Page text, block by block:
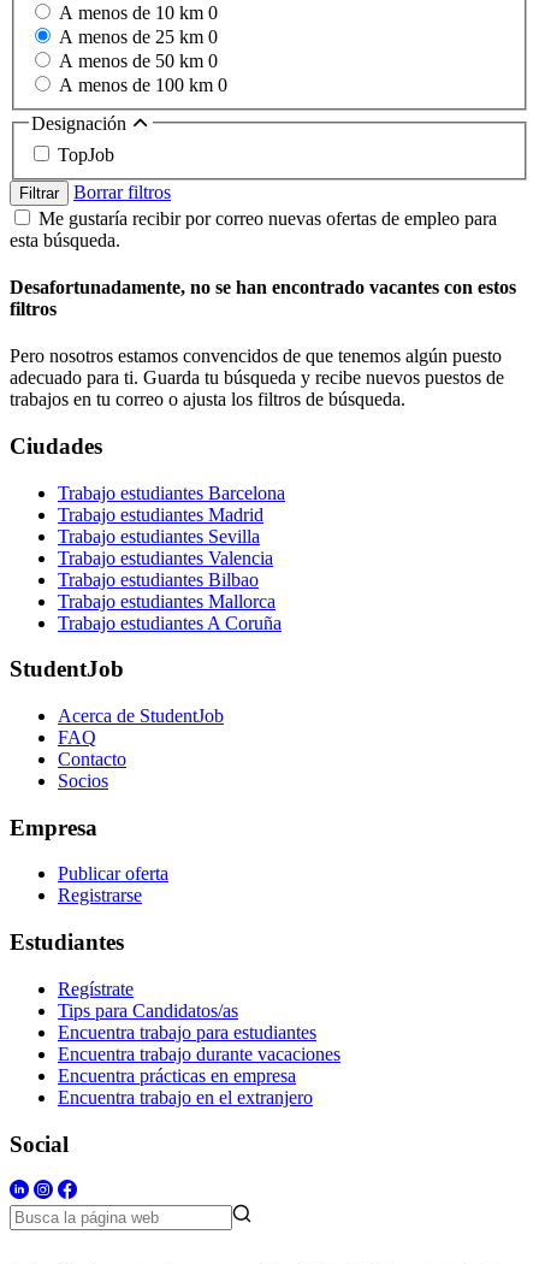
A menos de 10 km 0
A menos de 25 km 0
A menos de 50 km 0
A menos de 100 km 0
Designación
TopJob
Filtrar
Borrar filtros
Me gustaría recibir por correo nuevas ofertas de empleo para
esta búsqueda.
Desafortunadamente, no se han encontrado vacantes con estos
filtros
Pero nosotros estamos convencidos de que tenemos algún puesto
adecuado para ti. Guarda tu búsqueda y recibe nuevos puestos de
trabajos en tu correo o ajusta los filtros de búsqueda.
Ciudades
Trabajo estudiantes Barcelona
Trabajo estudiantes Madrid
Trabajo estudiantes Sevilla
Trabajo estudiantes Valencia
Trabajo estudiantes Bilbao
Trabajo estudiantes Mallorca
Trabajo estudiantes A Coruña
StudentJob
Acerca de StudentJob
FAQ
Contacto
Socios
Empresa
Publicar oferta
Registrarse
Estudiantes
Regístrate
Tips para Candidatos/as
Encuentra trabajo para estudiantes
Encuentra trabajo durante vacaciones
Encuentra prácticas en empresa
Encuentra trabajo en el extranjero
Social